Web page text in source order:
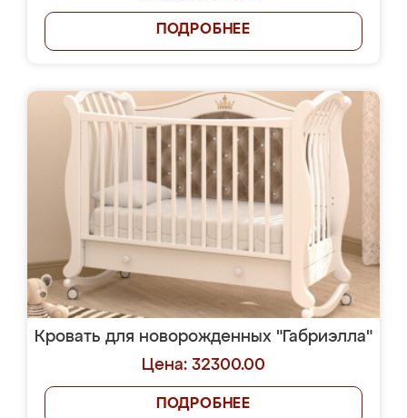
ПОДРОБНЕЕ
Кровать для новорожденных "Габриэлла"
Цена: 32300.00
ПОДРОБНЕЕ